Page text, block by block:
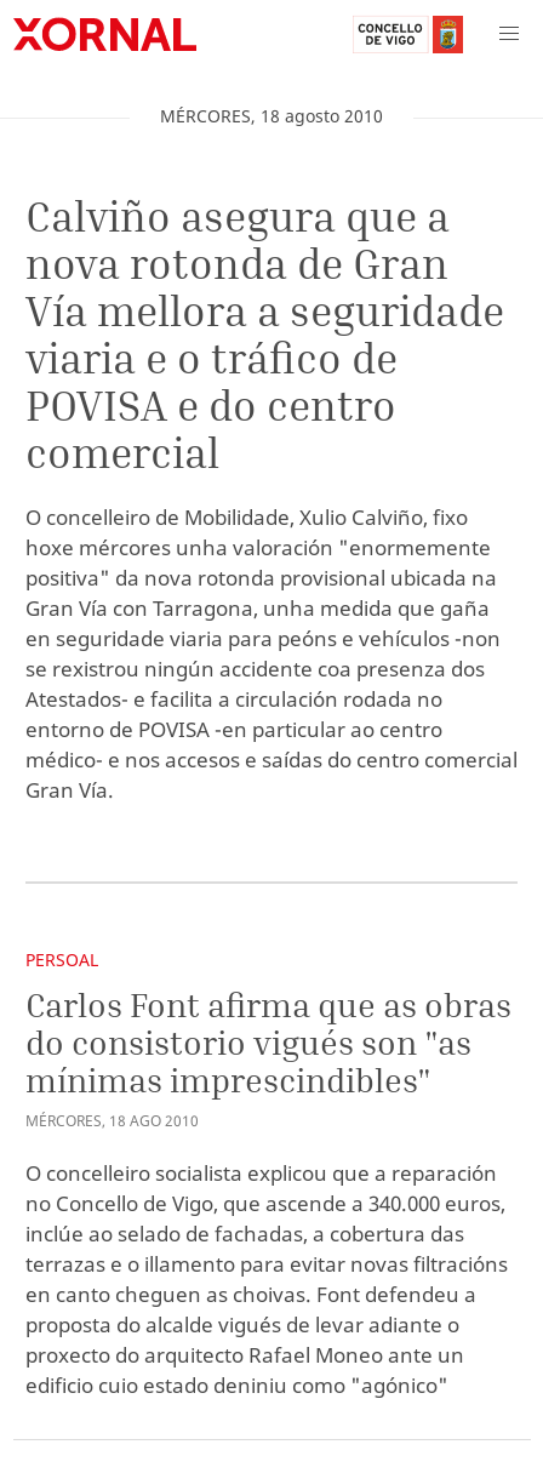
MÉRCORES, 18 agosto 2010
Calviño asegura que a
nova rotonda de Gran
Vía mellora a seguridade
viaria e o tráfico de
POVISA e do centro
comercial
O concelleiro de Mobilidade, Xulio Calviño, fixo
hoxe mércores unha valoración "enormemente
positiva" da nova rotonda provisional ubicada na
Gran Vía con Tarragona, unha medida que gaña
en seguridade viaria para peóns e vehículos -non
se rexistrou ningún accidente coa presenza dos
Atestados- e facilita a circulación rodada no
entorno de POVISA -en particular ao centro
médico- e nos accesos e saídas do centro comercial
Gran Vía.
PERSOAL
Carlos Font afirma que as obras
do consistorio vigués son "as
mínimas imprescindibles"
MÉRCORES, 18 AGO2010
O concelleiro socialista explicou que a reparación
no Concello de Vigo, que ascende a 340.000 euros,
inclúe ao selado de fachadas, a cobertura das
terrazas e o illamento para evitar novas filtracións
en canto cheguen as choivas. Font defendeu a
proposta do alcalde vigués de levar adiante o
proxecto do arquitecto Rafael Moneo ante un
edificio cuio estado deniniu como "agónico"